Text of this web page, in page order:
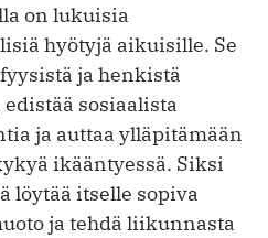
on lukuisia
hyötyjä aikuisille. Se
ja henkistä
sosiaalista
ja auttaa ylläpitämään
ikääntyessä. Siksi
löytää itselle sopiva
ja tehdä liikunnasta